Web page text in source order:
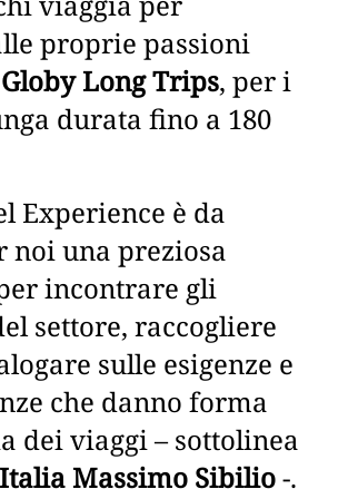
proprie passioni
Globy Long Trips, per i
durata fino a 180
Experience è da
noi una preziosa
incontrare gli
settore, raccogliere
sulle esigenze e
che danno forma
dei viaggi – sottolinea
Massimo Sibilio-.